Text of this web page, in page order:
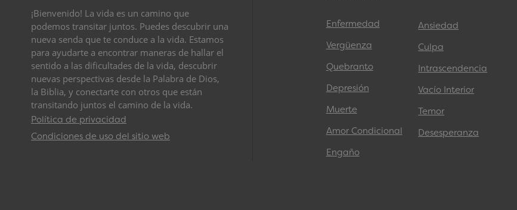
¡Bienvenido! La vida es un camino que
podemos transitar juntos. Puedes descubrir una
nueva senda que te conduce a la vida. Estamos
para ayudarte a encontrar maneras de hallar el
sentido a las dificultades de la vida, descubrir
nuevas perspectivas desde la Palabra de Dios,
la Biblia, y conectarte con otros que están
transitando juntos el camino de la vida.
Política de privacidad
Condiciones de uso del sitio web
Enfermedad
Vergüenza
Quebranto
Depresión
Muerte
Amor Condicional
Engaño
Ansiedad
Culpa
Intrascendencia
Vacío Interior
Temor
Desesperanza